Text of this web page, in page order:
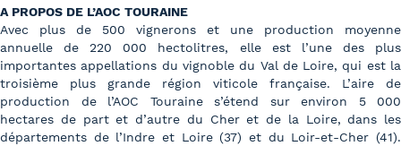
A PROPOS DE L’AOC TOURAINE
Avec plus de 500 vignerons et une production moyenne
annuelle de 220 000 hectolitres, elle est l’une des plus
importantes appellations du vignoble du Val de Loire, qui est la
troisième plus grande région viticole française. L’aire de
production de l’AOC Touraine s’étend sur environ 5 000
hectares de part et d’autre du Cher et de la Loire, dans les
départements de l’Indre et Loire (37) et du Loir-et-Cher (41).